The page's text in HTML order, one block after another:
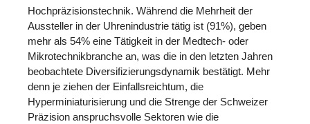
Hochpräzisionstechnik. Während die Mehrheit der
Aussteller in der Uhrenindustrie tätig ist (91%), geben
mehr als 54% eine Tätigkeit in der Medtech- oder
Mikrotechnikbranche an, was die in den letzten Jahren
beobachtete Diversifizierungsdynamik bestätigt. Mehr
denn je ziehen der Einfallsreichtum, die
Hyperminiaturisierung und die Strenge der Schweizer
Präzision anspruchsvolle Sektoren wie die